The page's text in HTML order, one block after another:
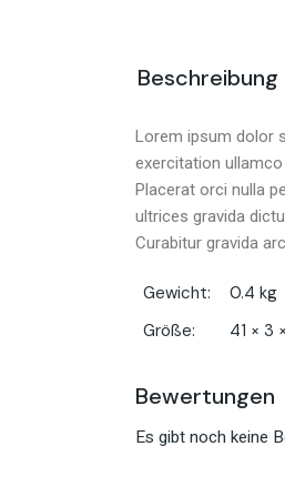
Beschreibung
Lorem ipsum dolor
exercitation
Placerat orci nulla
ultrices gravida
Curabitur gravida
Gewicht
0.4 kg
Größe
41 × 3
Bewertungen
Es gibt noch keine